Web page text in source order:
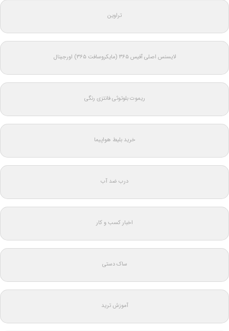
تراوین
لایسنس اصلی آفیس ۳۶۵ (مایکروسافت ۳۶۵) اورجینال
ریموت بلوتوثی فانتزی رنگی
خرید بلیط هواپیما
درب ضد آب
اخبار کسب و کار
ساک دستی
آموزش ترید